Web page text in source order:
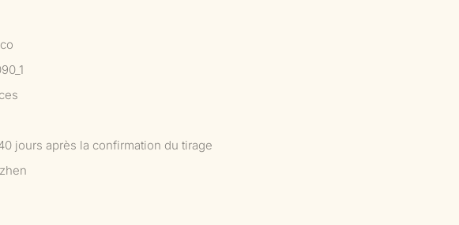
jours après la confirmation du tirage